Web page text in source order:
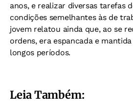
anos, e realizar diversas tarefas
condições semelhantes às de
jovem relatou ainda que, ao se
ordens, era espancada e
longos períodos.
Leia Também: